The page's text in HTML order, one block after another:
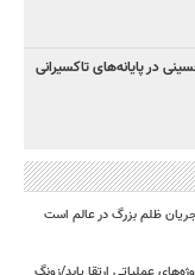
در پایانه‌های تاکسیرانی
ظلم بزرگ در عالم است